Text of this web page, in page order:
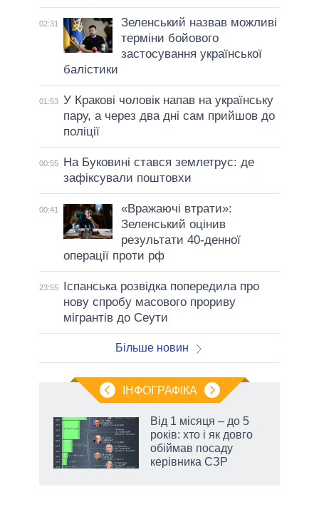
02:31
Зеленський назвав можливі
терміни бойового
застосування української
балістики
01:53 У Кракові чоловік напав на українську
пару, а через два дні сам прийшов до
поліції
00:55
На Буковині стався землетрус: де
зафіксували поштовхи
00:41
«Вражаючі втрати»:
Зеленський оцінив
результати 40-денної
операції проти рф
23:55
Іспанська розвідка попередила про
нову спробу масового прориву
мігрантів до Сеути
Більше новин
ІНФОГРАФІКА
Від 1 місяця – до 5
років: хто і як довго
обіймав посаду
керівника СЗР